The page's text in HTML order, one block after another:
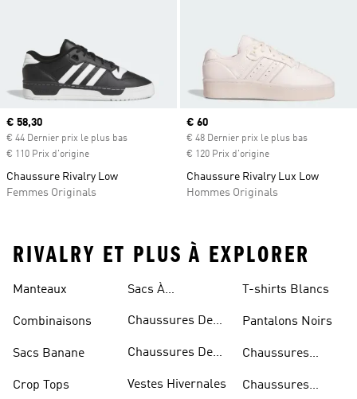
Prix actuel
€ 58,30
€ 44 Dernier prix le plus bas
€ 110 Prix d'origine
Chaussure Rivalry Low
Femmes Originals
Prix actuel
€ 60
€ 48 Dernier prix le plus bas
€ 120 Prix d'origine
Chaussure Rivalry Lux Low
Hommes Originals
RIVALRY ET PLUS À EXPLORER
Manteaux
Combinaisons
Sacs Banane
Crop Tops
Sacs À
Chaussures De
Chaussures De
Vestes Hivernales
T-shirts Blancs
Pantalons Noirs
Chaussures
Chaussures